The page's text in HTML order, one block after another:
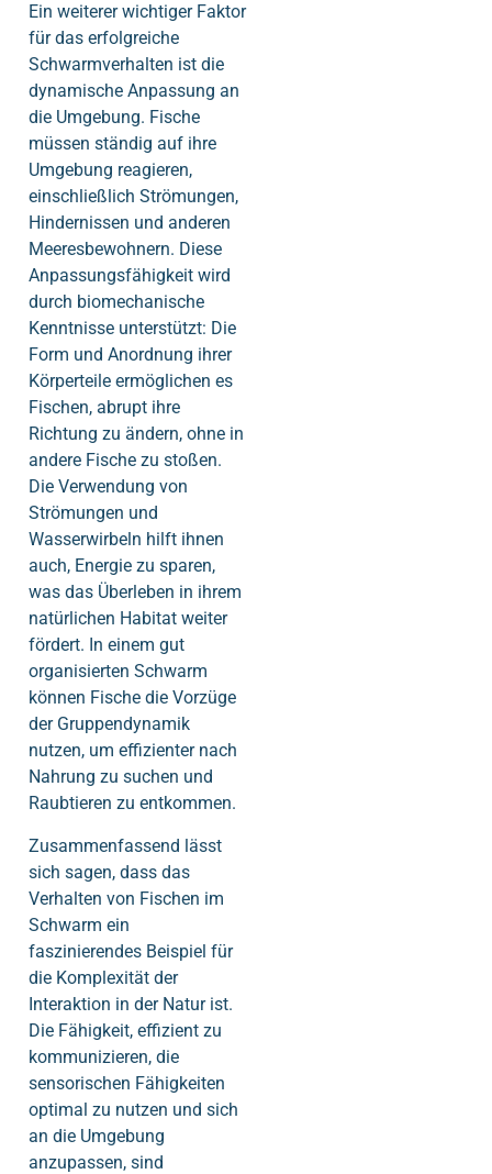
Ein weiterer wichtiger Faktor
für das erfolgreiche
Schwarmverhalten ist die
dynamische Anpassung an
die Umgebung. Fische
müssen ständig auf ihre
Umgebung reagieren,
einschließlich Strömungen,
Hindernissen und anderen
Meeresbewohnern. Diese
Anpassungsfähigkeit wird
durch biomechanische
Kenntnisse unterstützt: Die
Form und Anordnung ihrer
Körperteile ermöglichen es
Fischen, abrupt ihre
Richtung zu ändern, ohne in
andere Fische zu stoßen.
Die Verwendung von
Strömungen und
Wasserwirbeln hilft ihnen
auch, Energie zu sparen,
was das Überleben in ihrem
natürlichen Habitat weiter
fördert. In einem gut
organisierten Schwarm
können Fische die Vorzüge
der Gruppendynamik
nutzen, um effizienter nach
Nahrung zu suchen und
Raubtieren zu entkommen.
Zusammenfassend lässt
sich sagen, dass das
Verhalten von Fischen im
Schwarm ein
faszinierendes Beispiel für
die Komplexität der
Interaktion in der Natur ist.
Die Fähigkeit, effizient zu
kommunizieren, die
sensorischen Fähigkeiten
optimal zu nutzen und sich
an die Umgebung
anzupassen, sind